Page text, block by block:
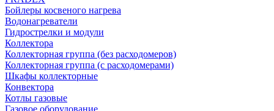
Бойлеры косвеного нагрева
Водонагреватели
Гидрострелки и модули
Коллектора
Коллекторная группа (без расходомеров)
Коллекторная группа (с расходомерами)
Шкафы коллекторные
Конвектора
Котлы газовые
Газовое оборудование